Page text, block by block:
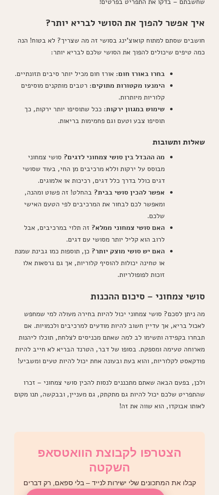
איך אפשר להפוך את הסושי לבריא יותר?
חושבים שסתם למתוח קואוצ'ינג בסושי זה מה שצריך? לא בטוח! הנה
כמה טיפים שיכולים להפוך את הסושי שלכם לבריא יותר:
בחרו באורז חום: אורז חום מכיל יותר סיבים תזונתיים.
הימנעו מקטורות מתוקים: רטבים מותקנים מוסיפים
קלוריות מיותרות.
שימוש במגוון ירקות: ככל שתוסיפו יותר ירקות, כך
תוסיפו צבע וטעם וגם פחמימות בריאות.
שאלות ותשובות
מה ההבדל בין סושי צמחוני לדגים? סושי צמחוני
מבוסס על ירקות וללא מרכיבים מן החי, בעוד שסושי
דגים כולל בדרך כלל דגים, רכיכות או אלמוגים.
אפשר להכין סושי בבית? בהחלט! זה פשוט ומהנה,
ומאפשר לכם לבחור את המרכיבים לפי הטעם האישי
שלכם.
האם סושי צמחוני ממלא? זה תלוי במרכיבים, אבל
לרוב הוא קליל יותר מסושי עם דגים.
האם יש סושי מוצק יותר? כן, תוספות כמו גבינת שמנת
או טחינה יכולות להוסיף קלוריות, אך גם גרסאות אלו
זוכות לפופולריות.
סושי צמחוני – סיכום ההכנות
מה ניתן לסכם? סושי צמחוני יכול להיות בחירה מעולה למי שמחפש
לאכול בריא, אך עדיין חשוב להיות מודעים למרכיבים ולכמויות. אם
תבחרו בקפידה ותשימו לב למה שאתם מכניסים לצלחת, תוכלו ליהנות
מארוחה טעימה ומספקת. בסופו של דבר, הטרנד הבריא לא חייב להיות
פודקאסט לקלוריות, והוא בעת ובעונה אחת יכול להיות טעים ומשביע!
ולכן, בפעם הבאה שאתם מתכננים לנסות להכין סושי צמחוני – זכרו
שהתפריט שלכם יכול להיות גם מתקתק, גם מעניין, ובבקשה, תנו מקום
לאותו אבוקדו, הוא שווה את זה!
הצטרפו לקבוצת הוואטסאפ
השקטה
קבלו את המתכונים שלי ישירות לנייד – בלי ספאם, רק דברים